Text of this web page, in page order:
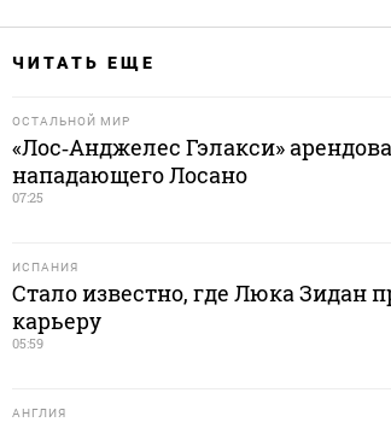
ЧИТАТЬ ЕЩЕ
ОСТАЛЬНОЙ МИР
«Лос‑Анджелес Гэлакси»
нападающего Лосано
07:25
ИСПАНИЯ
Стало известно, где Люка Зидан
карьеру
05:59
АНГЛИЯ